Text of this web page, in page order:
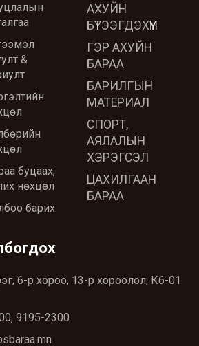
&
буцаах,
нөхцөл
барих
АХУЙН
БҮТЭЭГДЭХҮҮН
ГЭР АХУЙН
БАРАА
БАРИЛГЫН
МАТЕРИАЛ
СПОРТ,
АЯЛАЛЫН
ХЭРЭГСЭЛ
ЦАХИЛГААН
БАРАА
6-р хороо, 13-р хороолол, К6-01
9195-2300